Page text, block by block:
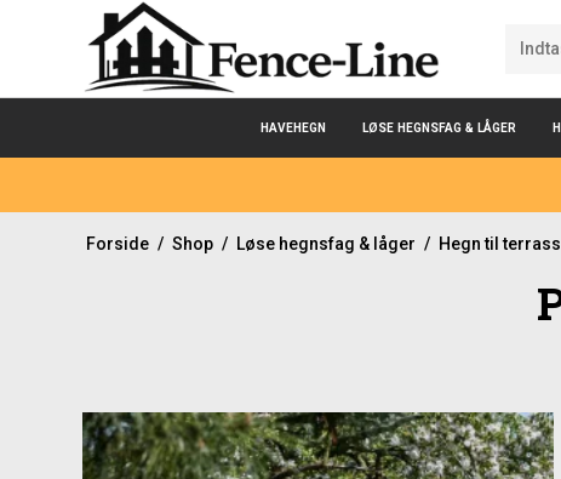
HAVEHEGN LØSE HEGNSFAG & LÅGER
Forside / Shop / Løse hegnsfag & låger / Hegn til